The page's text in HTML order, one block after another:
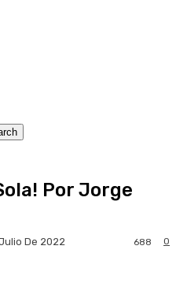
Por Jorge
De 2022 0
688